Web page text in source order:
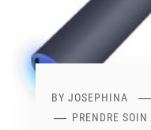
BY JOSEPHINA
PRENDRE SOIN